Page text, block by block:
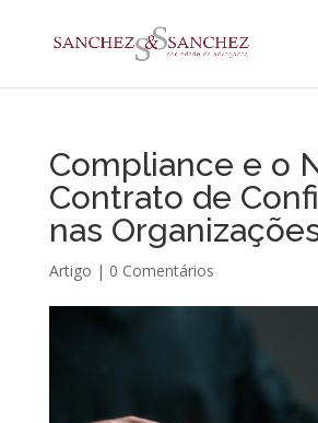
Compliance e o
Contrato de
nas
Artigo | 0 Comentários